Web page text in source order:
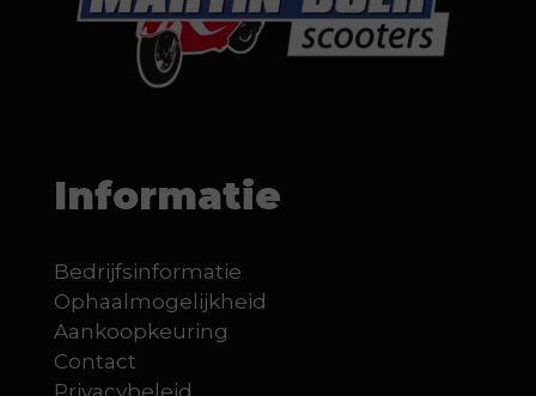
Informatie
Bedrijfsinformatie
Ophaalmogelijkheid
Aankoopkeuring
Contact
Privacybeleid